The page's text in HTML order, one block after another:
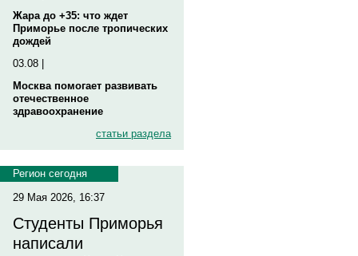
Жара до +35: что ждет
Приморье после тропических
дождей
03.08 |
Москва помогает развивать
отечественное
здравоохранение
статьи раздела
Регион сегодня
29 Мая 2026, 16:37
Студенты Приморья
написали